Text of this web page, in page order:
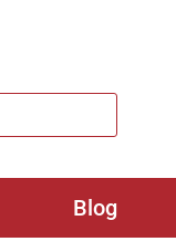
Blog